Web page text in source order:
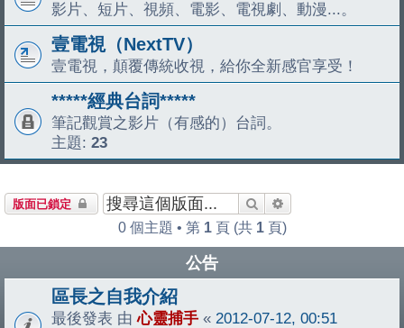
影片、短片、視頻、電影、電視劇、動漫...。
壹電視（NextTV）
壹電視，顛覆傳統收視，給你全新感官享受！
*****經典台詞*****
筆記觀賞之影片（有感的）台詞。
主題: 23
版面已鎖定 搜尋
0 個主題 • 第 1頁 (共 1頁)
公告
區長之自我介紹
最後發表 由心靈捕手 « 2012-07-12, 00:51